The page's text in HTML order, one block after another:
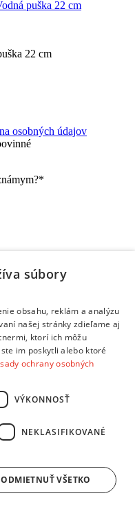
22 cm
osobných údajov
*
potešili?
toto políčko nevypĺňaj
súbory
obsahu, reklám a analýzu
našej stránky zdieľame aj
ktorí ich môžu
im poskytli alebo ktoré
ochrany osobných
VÝKONNOSŤ
NEKLASIFIKOVANÉ
ODMIETNUŤ VŠETKO